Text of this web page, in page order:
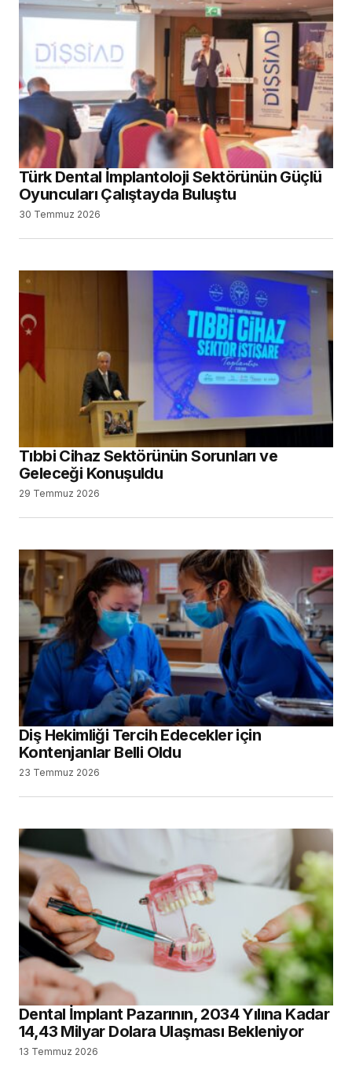
Türk Dental İmplantoloji Sektörünün Güçlü
Oyuncuları Çalıştayda Buluştu
30 Temmuz 2026
Tıbbi Cihaz Sektörünün Sorunları ve
Geleceği Konuşuldu
29 Temmuz 2026
Diş Hekimliği Tercih Edecekler için
Kontenjanlar Belli Oldu
23 Temmuz 2026
Dental İmplant Pazarının, 2034 Yılına Kadar
14,43 Milyar Dolara Ulaşması Bekleniyor
13 Temmuz 2026